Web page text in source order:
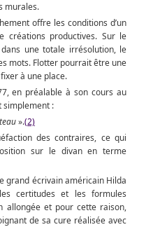
murales.
offre les conditions d’un
créations productives. Sur le
une totale irrésolution, le
mots. Flotter pourrait être une
à une place.
en préalable à son cours au
simplement :
».(2)
des contraires, ce qui
sur le divan en terme
grand écrivain américain Hilda
certitudes et les formules
allongée et pour cette raison,
de sa cure réalisée avec